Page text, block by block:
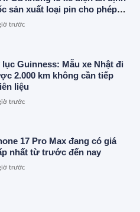
sản xuất loại pin cho phép
1 lần đi từ Hà Nội đến TP.HCM
trước
lục Guinness: Mẫu xe Nhật đi
2.000 km không cần tiếp
liệu
trước
17 Pro Max đang có giá
nhất từ trước đến nay
trước